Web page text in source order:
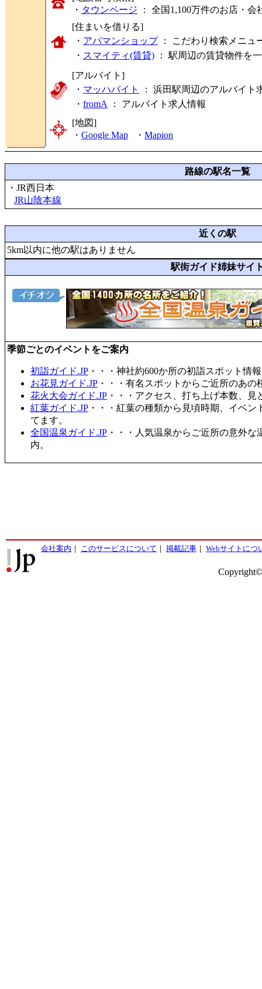
・ タウンページ ： 全国1,100万件のお店・
[住まいを借りる]
・ アパマンショップ： こだわり検索メニュ
・ スマイティ(賃貸) ： 駅周辺の賃貸物件を
[アルバイト]
・ マッハバイト
： 浜田駅周辺のアルバイト
・ fromA ： アルバイト求人情報
[地図]
・ Google Map ・ Mapion
路線の駅名一覧
・JR西日本
JR山陰本線
近くの駅
5km以内に他の駅はありません
駅街ガイド姉妹サイ
季節ごとのイベントをご案内
初詣ガイド.JP ・・・神社約600か所の初詣スポット情
お花見ガイド.JP ・・・有名スポットからご近所のあ
花火大会ガイド.JP ・・・アクセス、打ち上げ本数、
紅葉ガイド.JP ・・・紅葉の種類から見頃時期、イベ
てます。
全国温泉ガイド.JP ・・・人気温泉からご近所の意外
内。
会社案内 ｜ このサービスについて ｜ 掲載記事 ｜ Webサイトにつ